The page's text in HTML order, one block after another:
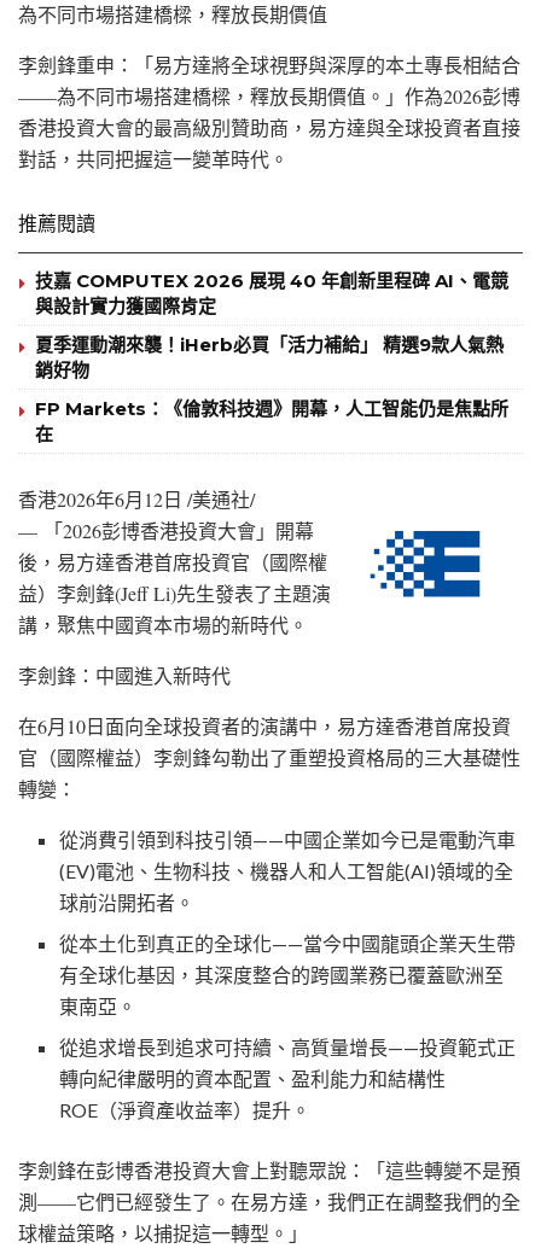
為不同市場搭建橋樑，釋放長期價值
李劍鋒重申：「易方達將全球視野與深厚的本土專長相結合
——為不同市場搭建橋樑，釋放長期價值。」作為2026彭博
香港投資大會的最高級別贊助商，易方達與全球投資者直接
對話，共同把握這一變革時代。
推薦閱讀
技嘉 COMPUTEX 2026 展現 40 年創新里程碑 AI、電競
與設計實力獲國際肯定
夏季運動潮來襲！iHerb必買「活力補給」 精選9款人氣熱
銷好物
FP Markets：《倫敦科技週》開幕，人工智能仍是焦點所
在
香港2026年6月12日 /美通社/
—
「2026彭博香港投資大會」開幕
後 ，易方達香港首席投資官（國際權
益）李劍鋒(Jeff Li)先生發表了主題演
講，聚焦中國資本市場的新時代。
李劍鋒：中國進入新時代
在6月10日面向全球投資者的演講中，易方達香港首席投資
官（國際權益）李劍鋒勾勒出了重塑投資格局的三大基礎性
轉變：
從消費引領到科技引領——中國企業如今已是電動汽車
(EV)電池、生物科技、機器人和人工智能(AI)領域的全
球前沿開拓者。
從本土化到真正的全球化——當今中國龍頭企業天生帶
有全球化基因，其深度整合的跨國業務已覆蓋歐洲至
東南亞。
從追求增長到追求可持續、高質量增長——投資範式正
轉向紀律嚴明的資本配置、盈利能力和結構性
ROE（淨資產收益率）提升。
李劍鋒在彭博香港投資大會上對聽眾說：「這些轉變不是預
測——它們已經發生了。在易方達，我們正在調整我們的全
球權益策略，以捕捉這一轉型。」